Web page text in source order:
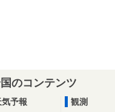
のコンテンツ
気予報
観測